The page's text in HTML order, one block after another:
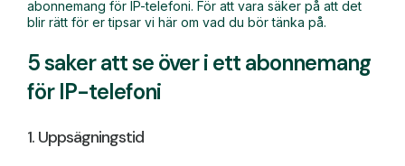
abonnemang för IP-telefoni. För att vara säker på att det
blir rätt för er tipsar vi här om vad du bör tänka på.
5 saker att se över i ett abonnemang
för IP-telefoni
1. Uppsägningstid